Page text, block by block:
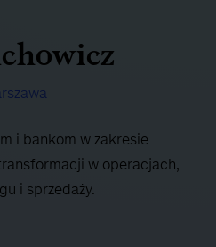
i bankom w zakresie
w operacjach,
i sprzedaży.